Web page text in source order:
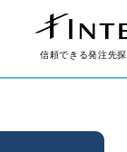
信頼できる発注先